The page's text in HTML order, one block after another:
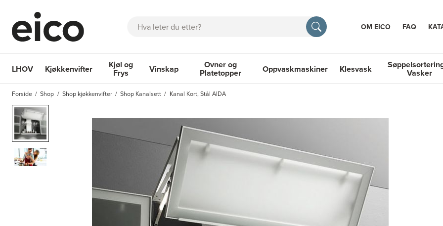
Søk OM EICO FAQ
LHOV Kjøkkenvifter
Kjøkkenvifter
Kjøl og
Frys
Kjøl og Frys
Vinskap
Vinskap
Ovner og
Platetopper
Ovner og Platetopper
Oppvaskmaskiner Klesvask Vasker
Forside Shop Shop kjøkkenvifter Shop Kanalsett Kanal Kort, Stål AIDA